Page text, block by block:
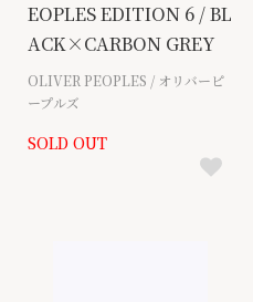
EOPLES EDITION 6 / BL
ACK×CARBON GREY
OLIVER PEOPLES / オリバーピ
ープルズ
SOLD OUT